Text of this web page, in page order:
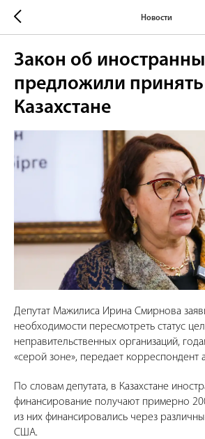
Новости
Закон об
предложили
Казахстане
Депутат Мажилиса Ирина Смирнова
необходимости пересмотреть статус
неправительственных организаций,
«серой зоне», передает корреспондент
По словам депутата, в Казахстане
финансирование получают примерно
из них финансировались через
США.